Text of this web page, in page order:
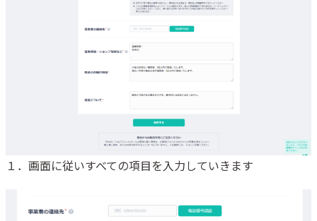
１．画面に従いすべての項目を入力していきます